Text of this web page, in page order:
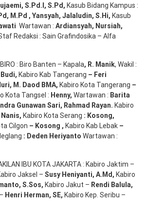
S.Pd.I, S.Pd, Kasub Bidang Kampus :
, M.Pd , Yansyah, Jalaludin, S.Hi, Kasub
Wartawan : Ardiansyah, Nursiah,
Redaksi : Sain Grafindosika – Alfa
: Biro Banten – Kapala, R. Manik, Wakil :
Budi, Kabiro Kab Tangerang – Feri
M. Daod BMA, Kabiro Kota Tangerang –
Kota Tangsel : Henny, Wartawan : Barita
Gunawan Sari, Rahmad Rayan. Kabiro
, Kabiro Kota Serang : Kosong,
Cilgon – Kosong , Kabiro Kab Lebak –
: Deden Heriyanto Wartawan :
IBU KOTA JAKARTA : Kabiro Jaktim –
Jaksel – Susy Heniyanti, A.Md, Kabiro
S.Sos, Kabiro Jakut – Rendi Balula,
Henri Herman, SE, Kabiro Kep. Seribu –